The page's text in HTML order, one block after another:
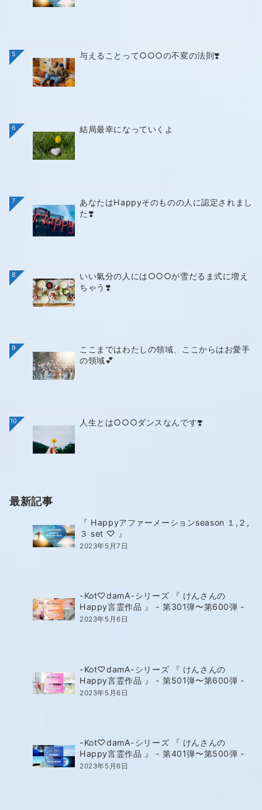
5 与えることって○○○の不変の法則❣️
6 結局最幸になっていくよ
7
あなたはHappyそのものの人に認定されまし
た❣️
8
いい氣分の人には○○○が雪だるま式に増え
ちゃう❣️
9
ここまではわたしの領域、ここからはお愛手
の領域💕
10 人生とは○○○ダンスなんです❣️
最新記事
『 Happyアファーメーションseason １,２,
３ set ♡ 』
2023年5月7日
-Kot♡damA-シリーズ 『 けんさんの
Happy言霊作品 』 - 第301弾〜第600弾 -
2023年5月6日
-Kot♡damA-シリーズ 『 けんさんの
Happy言霊作品 』 - 第501弾〜第600弾 -
2023年5月6日
-Kot♡damA-シリーズ 『 けんさんの
Happy言霊作品 』 - 第401弾〜第500弾 -
2023年5月6日